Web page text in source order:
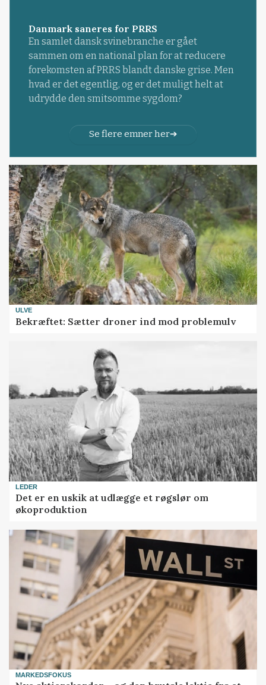
Danmark saneres for PRRS
En samlet dansk svinebranche er gået
sammen om en national plan for at reducere
forekomsten af PRRS blandt danske grise. Men
hvad er det egentlig, og er det muligt helt at
udrydde den smitsomme sygdom?
Se flere emner her
ULVE
Bekræftet: Sætter droner ind mod problemulv
LEDER
Det er en uskik at udlægge et røgslør om
økoproduktion
MARKEDSFOKUS